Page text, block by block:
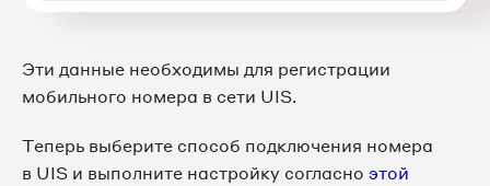
Эти данные необходимы для регистрации
мобильного номера в сети UIS.
Теперь выберите способ подключения номера
в UIS и выполните настройку согласно этой